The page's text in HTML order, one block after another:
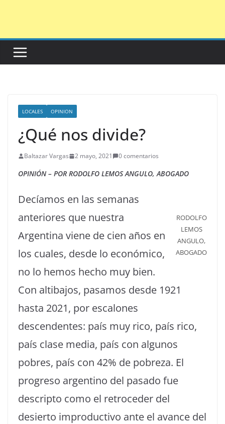
LOCALES OPINION
¿Qué nos divide?
Baltazar Vargas 2 mayo, 2021 0 comentarios
OPINIÓN – POR RODOLFO LEMOS ANGULO, ABOGADO
RODOLFO
LEMOS
ANGULO,
ABOGADO
Decíamos en las semanas
anteriores que nuestra
Argentina viene de cien años en
los cuales, desde lo económico,
no lo hemos hecho muy bien.
Con altibajos, pasamos desde 1921
hasta 2021, por escalones
descendentes: país muy rico, país rico,
país clase media, país con algunos
pobres, país con 42% de pobreza. El
progreso argentino del pasado fue
descripto como el retroceder del
desierto improductivo ante el avance del